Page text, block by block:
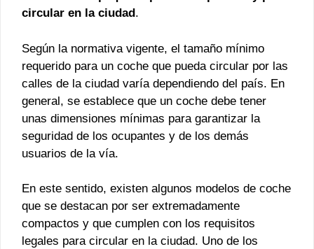
circular en la ciudad.
Según la normativa vigente, el tamaño mínimo
requerido para un coche que pueda circular por las
calles de la ciudad varía dependiendo del país. En
general, se establece que un coche debe tener
unas dimensiones mínimas para garantizar la
seguridad de los ocupantes y de los demás
usuarios de la vía.
En este sentido, existen algunos modelos de coche
que se destacan por ser extremadamente
compactos y que cumplen con los requisitos
legales para circular en la ciudad. Uno de los